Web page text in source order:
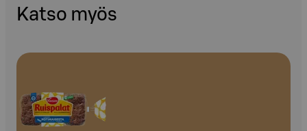
Katso myös